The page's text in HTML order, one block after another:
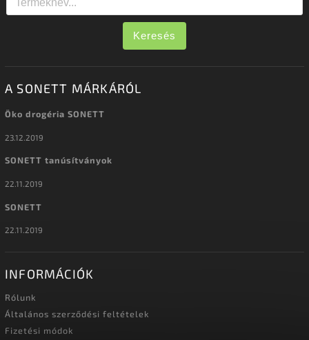
Keresés
A SONETT MÁRKÁRÓL
Öko drogéria SONETT
23.12.2019
SONETT tanúsítványok
22.11.2019
SONETT
22.11.2019
INFORMÁCIÓK
Rólunk
Általános szerződési feltételek
Fizetési módok